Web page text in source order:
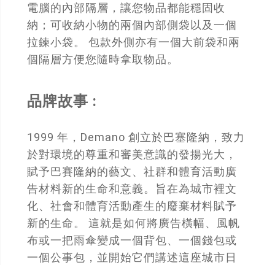
電腦的內部隔層，讓您物品都能穩固收
納；可收納小物的兩個內部側袋以及一個
拉鍊小袋。 包款外側亦有一個大前袋和兩
個隔層方便您隨時拿取物品。
品牌故事 :
1999 年，Demano 創立於巴塞隆納，致力
於對環境的尊重和審美意識的發揚光大，
賦予巴賽隆納的藝文、社群和體育活動廣
告材料新的生命和意義。旨在為城市裡文
化、社會和體育活動產生的廢棄材料賦予
新的生命。 這就是如何將廣告橫幅、風帆
布或一把雨傘變成一個背包、一個錢包或
一個公事包，並開始它們講述這座城市日